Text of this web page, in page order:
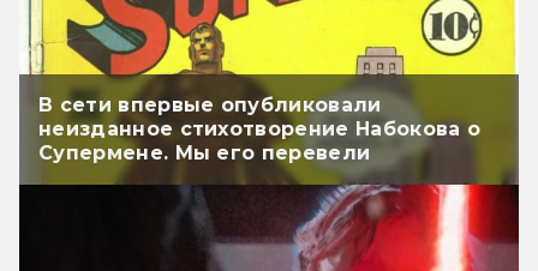
В сети впервые опубликовали
неизданное стихотворение Набокова о
Супермене. Мы его перевели